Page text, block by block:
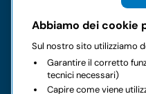
Business
Contatti
Abbiamo dei cookie
Sul nostro sito utilizziamo
Garantire il corretto
tecnici necessari)
Capire come viene